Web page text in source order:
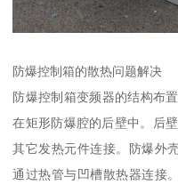
防爆控制箱的散热问题解决
防爆控制箱变频器的结构布
在矩形防爆腔的后壁中。后
其它发热元件连接。防爆外
通过热管与凹槽散热器连接